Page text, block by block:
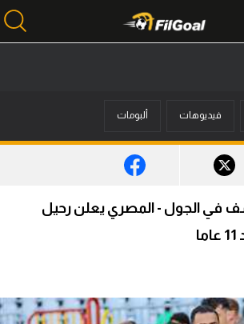
فيديوهات ألبومات
في الجول - المصري يعلن رحيل